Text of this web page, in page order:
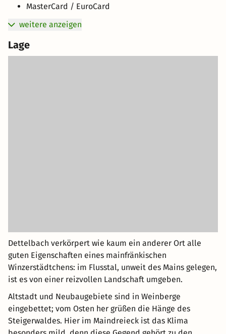
MasterCard / EuroCard
weitere anzeigen
Lage
Dettelbach verkörpert wie kaum ein anderer Ort alle
guten Eigenschaften eines mainfränkischen
Winzerstädtchens: im Flusstal, unweit des Mains gelegen,
ist es von einer reizvollen Landschaft umgeben.
Altstadt und Neubaugebiete sind in Weinberge
eingebettet; vom Osten her grüßen die Hänge des
Steigerwaldes. Hier im Maindreieck ist das Klima